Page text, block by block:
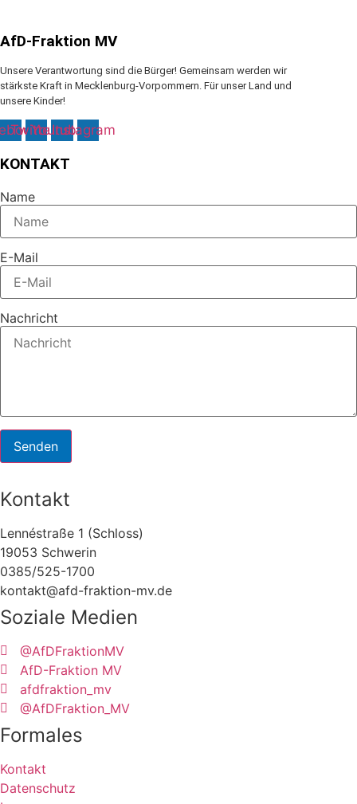
AfD-Fraktion MV
Unsere Verantwortung sind die Bürger! Gemeinsam werden wir
stärkste Kraft in Mecklenburg-Vorpommern. Für unser Land und
unsere Kinder!
TwitterYoutube
Instagram
KONTAKT
Name
E-Mail
Nachricht
Senden
Kontakt
Lennéstraße 1 (Schloss)
19053 Schwerin
0385/525-1700
kontakt@afd-fraktion-mv.de
Soziale Medien
@AfDFraktionMV
AfD-Fraktion MV
afdfraktion_mv
@AfDFraktion_MV
Formales
Kontakt
Datenschutz